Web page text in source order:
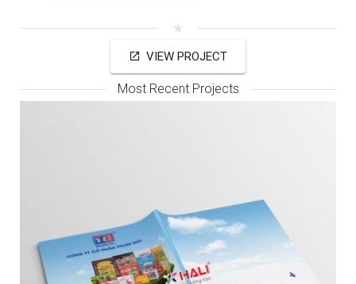
star_rate
open_in_new VIEW PROJECT
Most Recent Projects